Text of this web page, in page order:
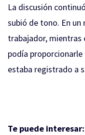
La discusión
subió de tono. En
trabajador, mientras
podía
estaba registrado a
Te puede interesar: